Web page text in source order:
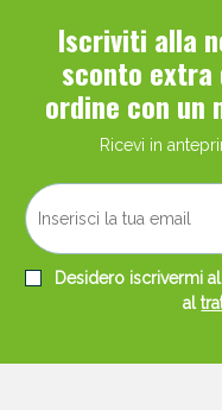
Iscriviti alla
sconto
ordine con un
Ricevi in
Desidero iscrivermi
al